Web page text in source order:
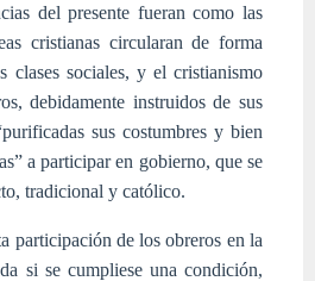
del presente fueran como las
cristianas circularan de forma
clases sociales, y el cristianismo
debidamente instruidos de sus
sus costumbres y bien
a participar en gobierno, que se
tradicional y católico.
participación de los obreros en la
si se cumpliese una condición,